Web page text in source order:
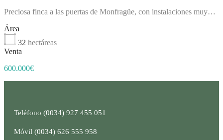
Preciosa finca a las puertas de Monfragüe, con instalaciones muy…
Área
32 hectáreas
Venta
600.000€
Teléfono (0034) 927 455 051
Móvil (0034) 626 555 958